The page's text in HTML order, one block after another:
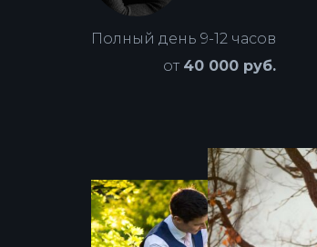
Полный день 9-12 часов
от 40 000 руб.